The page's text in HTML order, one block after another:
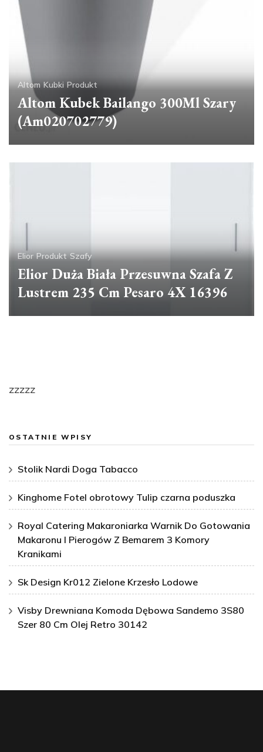
Altom Kubki Produkt
Altom Kubek Bailango 300Ml Szary
(Am020702779)
Elior Produkt Szafy
Elior Duża Biała Przesuwna Szafa Z
Lustrem 235 Cm Pesaro 4X 16396
zzzzz
OSTATNIE WPISY
Stolik Nardi Doga Tabacco
Kinghome Fotel obrotowy Tulip czarna poduszka
Royal Catering Makaroniarka Warnik Do Gotowania
Makaronu I Pierogów Z Bemarem 3 Komory
Kranikami
Sk Design Kr012 Zielone Krzesło Lodowe
Visby Drewniana Komoda Dębowa Sandemo 3S80
Szer 80 Cm Olej Retro 30142